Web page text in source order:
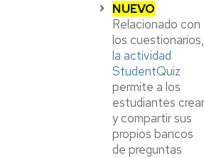
NUEVO
Relacionado con
los cuestionarios,
la actividad
StudentQuiz
permite a los
estudiantes crear
y compartir sus
propios bancos
de preguntas